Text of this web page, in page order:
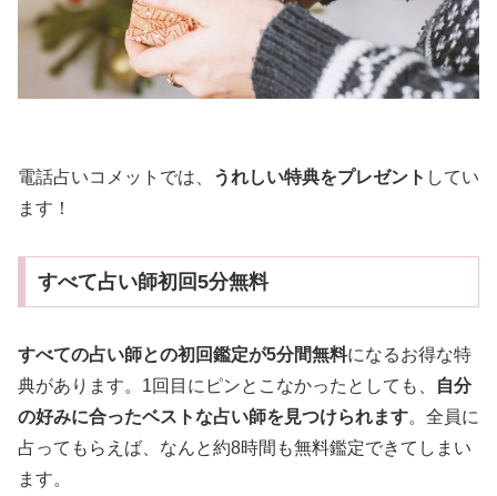
電話占いコメットでは、 うれしい特典をプレゼント してい
ます！
すべて占い師初回5分無料
すべての占い師との初回鑑定が5分間無料になるお得な特
典があります。1回目にピンとこなかったとしても、
自分
の好みに合ったベストな占い師を見つけられます。全員に
占ってもらえば、なんと約8時間も無料鑑定できてしまい
ます。